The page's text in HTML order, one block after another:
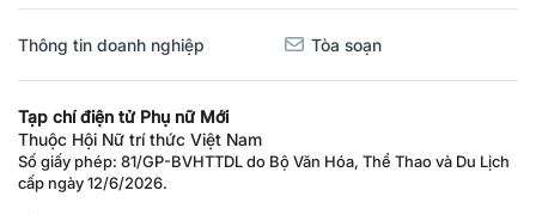
Thông tin doanh nghiệp Tòa soạn
Tạp chí điện tử Phụ nữ Mới
Thuộc Hội Nữ trí thức Việt Nam
Số giấy phép: 81/GP-BVHTTDL do Bộ Văn Hóa, Thể Thao và Du Lịch
cấp ngày 12/6/2026.